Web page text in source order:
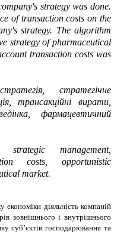
strategy was done.
of transaction costs on the
strategy. The algorithm
strategy of pharmaceutical
transaction costs was
стратегія, стратегічне
трансакційні вирати,
фармацевтичний
strategic management,
costs, opportunistic
market.
економіки діяльність компаній
зовнішнього і внутрішнього
суб’єктів господарювання та